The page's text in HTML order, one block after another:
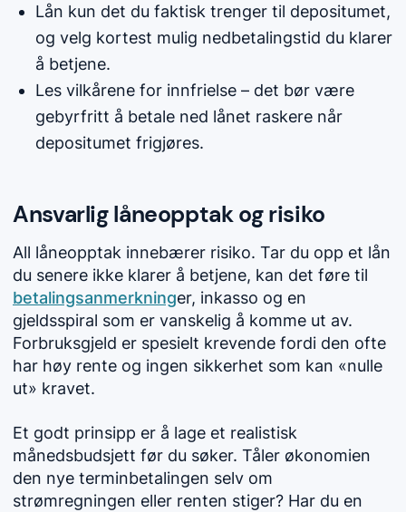
Lån kun det du faktisk trenger til depositumet,
og velg kortest mulig nedbetalingstid du klarer
å betjene.
Les vilkårene for innfrielse – det bør være
gebyrfritt å betale ned lånet raskere når
depositumet frigjøres.
Ansvarlig låneopptak og risiko
All låneopptak innebærer risiko. Tar du opp et lån
du senere ikke klarer å betjene, kan det føre til
betalingsanmerkninger, inkasso og en
gjeldsspiral som er vanskelig å komme ut av.
Forbruksgjeld er spesielt krevende fordi den ofte
har høy rente og ingen sikkerhet som kan «nulle
ut» kravet.
Et godt prinsipp er å lage et realistisk
månedsbudsjett før du søker. Tåler økonomien
den nye terminbetalingen selv om
strømregningen eller renten stiger? Har du en